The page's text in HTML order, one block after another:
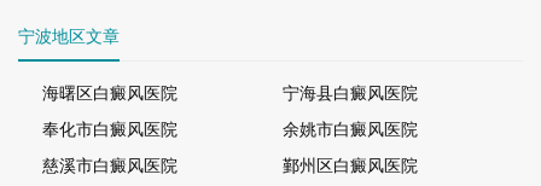
宁波地区文章
海曙区白癜风医院
宁海县白癜风医院
奉化市白癜风医院
余姚市白癜风医院
慈溪市白癜风医院
鄞州区白癜风医院